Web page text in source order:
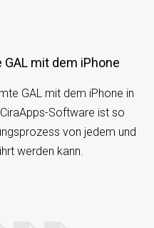
GAL mit dem iPhone
GAL mit dem iPhone in
Software ist so
von jedem und
werden kann.